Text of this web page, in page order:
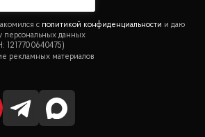
политикой конфиденциальности